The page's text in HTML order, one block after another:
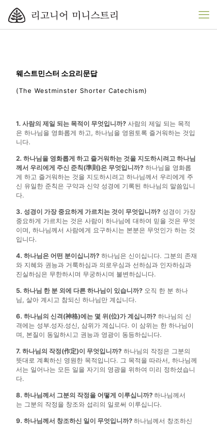
웨스트민스터 소요리문답
(The Westminster Shorter Catechism)
1. 사람의 제일 되는 목적이 무엇입니까? 사람의 제일 되는 목적
은 하나님을 영화롭게 하고, 하나님을 영원토록 즐거워하는 것입
니다.
2. 하나님을 영화롭게 하고 즐거워하는 것을 지도하시려고 하나님
께서 우리에게 주신 준칙(準則)은 무엇입니까? 하나님을 영화롭
게 하고 즐거워하는 것을 지도하시려고 하나님께서 우리에게 주
신 유일한 준칙은 구약과 신약 성경에 기록된 하나님의 말씀입니
다.
3. 성경이 가장 중요하게 가르치는 것이 무엇입니까? 성경이 가장
중요하게 가르치는 것은 사람이 하나님에 대하여 믿을 것은 무엇
이며, 하나님께서 사람에게 요구하시는 본분은 무엇인가 하는 것
입니다.
4. 하나님은 어떤 분이십니까? 하나님은 신이십니다. 그분의 존재
와 지혜와 권능과 거룩하심과 의로우심과 선하심과 인자하심과
진실하심은 무한하시며 무궁하시며 불변하십니다.
5. 하나님 한 분 외에 다른 하나님이 있습니까? 오직 한 분 하나
님, 살아 계시고 참되신 하나님만 계십니다.
6. 하나님의 신격(神格)에는 몇 위(位)가 계십니까? 하나님의 신
격에는 성부․성자․성신, 삼위가 계십니다. 이 삼위는 한 하나님이
며, 본질이 동일하시고 권능과 영광이 동등하십니다.
7. 하나님의 작정(作定)이 무엇입니까? 하나님의 작정은 그분의
뜻대로 계획하신 영원한 목적입니다. 그 목적을 따라서, 하나님께
서는 일어나는 모든 일을 자기의 영광을 위하여 미리 정하셨습니
다.
8. 하나님께서 그분의 작정을 어떻게 이루십니까?하나님께서
는 그분의 작정을 창조와 섭리의 일로써 이루십니다.
9. 하나님께서 창조하신 일이 무엇입니까?하나님께서 창조하신